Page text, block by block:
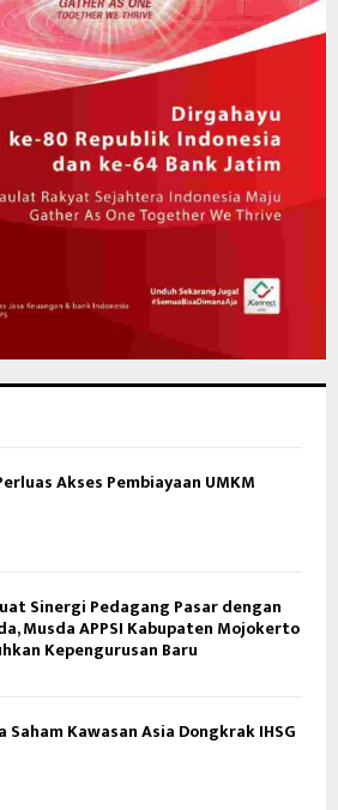
Akses Pembiayaan UMKM
Sinergi Pedagang Pasar dengan
Musda APPSI Kabupaten Mojokerto
Kepengurusan Baru
Saham Kawasan Asia Dongkrak IHSG